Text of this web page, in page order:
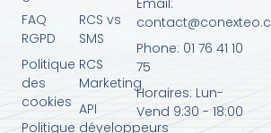
RCS vs
SMS
RCS
Marketing
API
développeurs
FAQ
RGPD
Politique
des
cookies
Politique
Email:
Phone: 01 76 41 10
75
Horaires: Lun-
Vend 9:30 - 18:00